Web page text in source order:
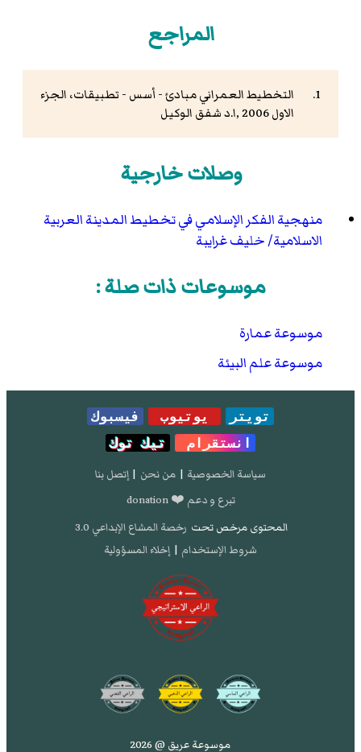
المراجع
التخطيط العمراني مبادئ - أسس - تطبيقات، الجزء
الاول 2006 ,ا.د شفق الوكيل
وصلات خارجية
منهجية الفكر الإسلامي في تخطيط المدينة العربية
الاسلامية/ خليف غرايبة
موسوعات ذات صلة :
موسوعة عمارة
موسوعة علم البيئة
تويتر يوتيوب
فيسبوك
انستقرام
تيك توك
سياسة الخصوصية | من نحن | إتصل بنا
تبرع و دعم ❤️ donation
المحتوى مرخص تحت رخصة المشاع الإبداعي 3.0
شروط الإستخدام | إخلاء المسؤولية
موسوعة عريق @ 2026